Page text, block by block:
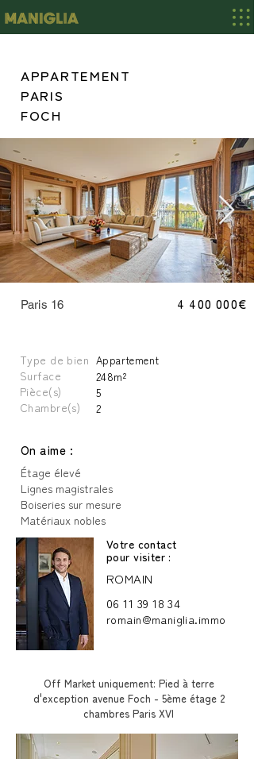
APPARTEMENT
PARIS
FOCH
VIS_1260.jpeg
Paris 16 4 400 000€
Type de bien
Surface
Appartement
248m²
5
Chambre(s)
2
On aime :
Étage élevé
Lignes magistrales
Boiseries sur mesure
Matériaux nobles
Votre contact
pour visiter :
ROMAIN
06 11 39 18 34
romain@maniglia.immo
Pièce(s)
Off Market uniquement: Pied à terre
d'exception avenue Foch - 5ème étage 2
chambres Paris XVI